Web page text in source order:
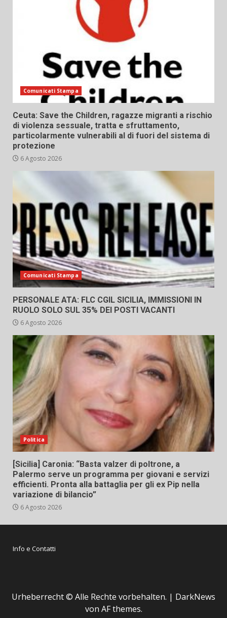
Comunicati Stampa
Ceuta: Save the Children, ragazze migranti a rischio
di violenza sessuale, tratta e sfruttamento,
particolarmente vulnerabili al di fuori del sistema di
protezione
6 Agosto 2026
Comunicati Stampa
PERSONALE ATA: FLC CGIL SICILIA, IMMISSIONI IN
RUOLO SOLO SUL 35% DEI POSTI VACANTI
6 Agosto 2026
Politica
[Sicilia] Caronia: “Basta valzer di poltrone, a
Palermo serve un programma per giovani e servizi
efficienti. Pronta alla battaglia per gli ex Pip nella
variazione di bilancio”
6 Agosto 2026
Info e Contatti
Urheberrecht © Alle Rechte vorbehalten. | DarkNews
von AF themes.